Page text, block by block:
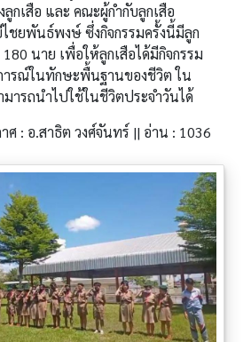
กเสือ และ คณะผู้กำกับลูกเสือ
ชยพันธ์พงษ์ ซึ่งกิจกรรมครั้งนี้มีลูก
นาย เพื่อให้ลูกเสือได้มีกิจกรรม
ารณ์ในทักษะพื้นฐานของชีวิต ใน
มารถนำไปใช้ในชีวิตประจำวันได้
ศ : อ.สาธิต วงศ์จันทร์ || อ่าน : 1036